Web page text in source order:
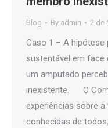
Blog By admin 2 de
Caso 1 – A hipótese
sustentável em face
um amputado
inexistente. O
experiências sobre
conhecidas de